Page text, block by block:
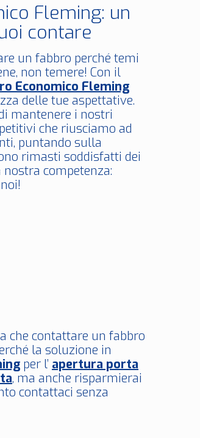
Fleming: un
contare
un fabbro perché temi
non temere! Con il
Economico Fleming
delle tue aspettative.
mantenere i nostri
che riusciamo ad
puntando sulla
rimasti soddisfatti dei
competenza:
che contattare un fabbro
la soluzione in
per l’ apertura porta
, ma anche risparmierai
contattaci senza